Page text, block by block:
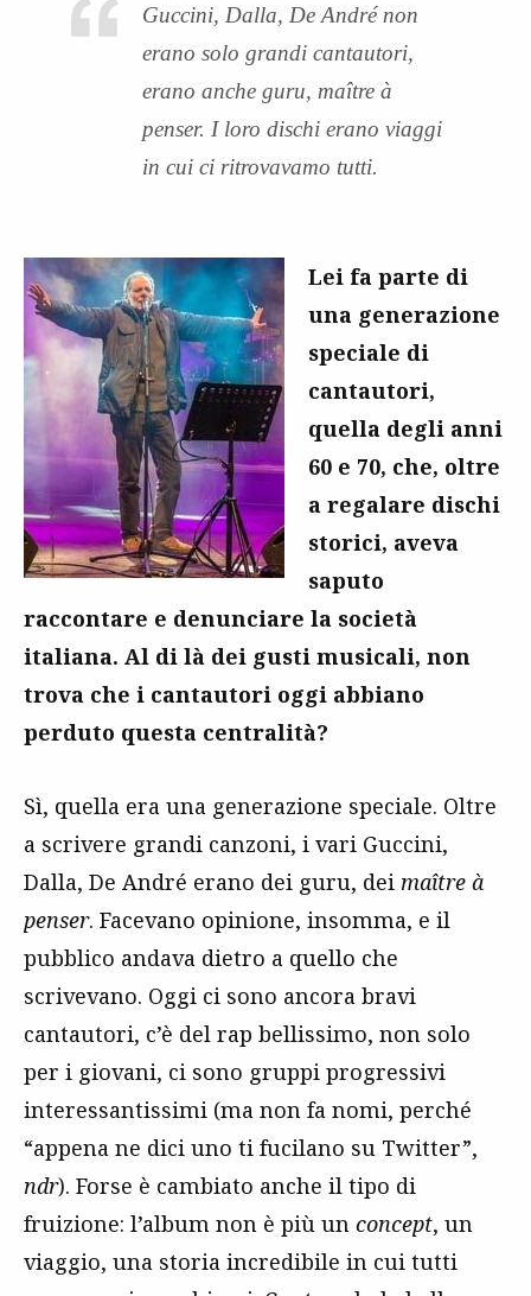
Guccini, Dalla, De André non
erano solo grandi cantautori,
erano anche guru, maître à
penser. I loro dischi erano viaggi
in cui ci ritrovavamo tutti.
Lei fa parte di
una generazione
speciale di
cantautori,
quella degli anni
60 e 70, che, oltre
a regalare dischi
storici, aveva
saputo
raccontare e denunciare la società
italiana. Al di là dei gusti musicali, non
trova che i cantautori oggi abbiano
perduto questa centralità?
Sì, quella era una generazione speciale. Oltre
a scrivere grandi canzoni, i vari Guccini,
Dalla, De André erano dei guru, dei maître à
penser. Facevano opinione, insomma, e il
pubblico andava dietro a quello che
scrivevano. Oggi ci sono ancora bravi
cantautori, c’è del rap bellissimo, non solo
per i giovani, ci sono gruppi progressivi
interessantissimi (ma non fa nomi, perché
“appena ne dici uno ti fucilano su Twitter”,
ndr). Forse è cambiato anche il tipo di
fruizione: l’album non è più un concept, un
viaggio, una storia incredibile in cui tutti